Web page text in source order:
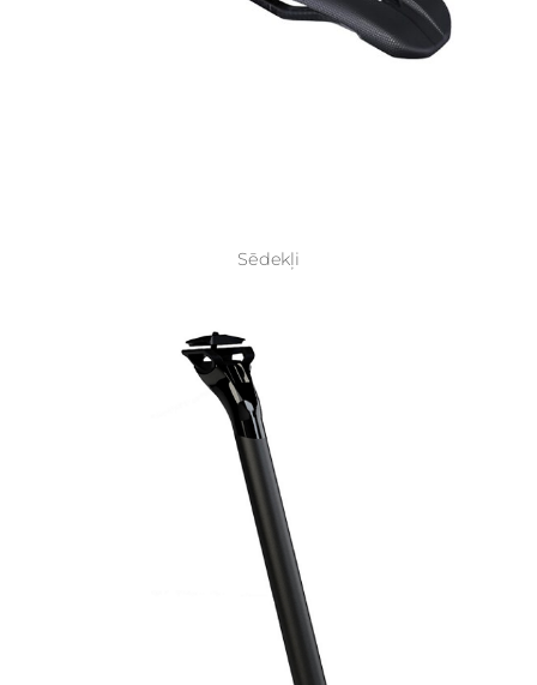
Sēdekļi